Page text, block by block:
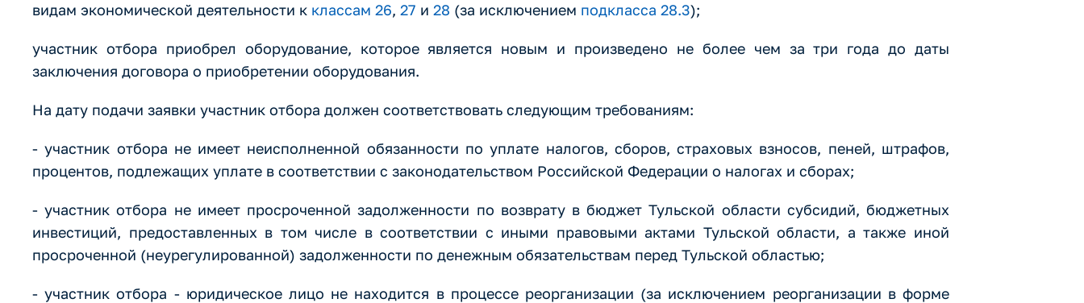
видам экономической деятельности к классам 26, 27 и 28 (за исключением подкласса 28.3);
участник отбора приобрел оборудование, которое является новым и произведено не более чем за три года до даты
заключения договора о приобретении оборудования.
На дату подачи заявки участник отбора должен соответствовать следующим требованиям:
- участник отбора не имеет неисполненной обязанности по уплате налогов, сборов, страховых взносов, пеней, штрафов,
процентов, подлежащих уплате в соответствии с законодательством Российской Федерации о налогах и сборах;
- участник отбора не имеет просроченной задолженности по возврату в бюджет Тульской области субсидий, бюджетных
инвестиций, предоставленных в том числе в соответствии с иными правовыми актами Тульской области, а также иной
просроченной (неурегулированной) задолженности по денежным обязательствам перед Тульской областью;
- участник отбора - юридическое лицо не находится в процессе реорганизации (за исключением реорганизации в форме